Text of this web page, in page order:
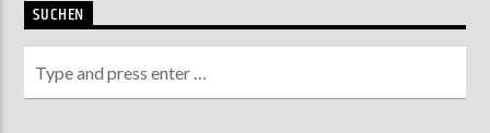
SUCHEN